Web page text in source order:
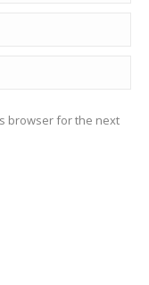
browser for the next